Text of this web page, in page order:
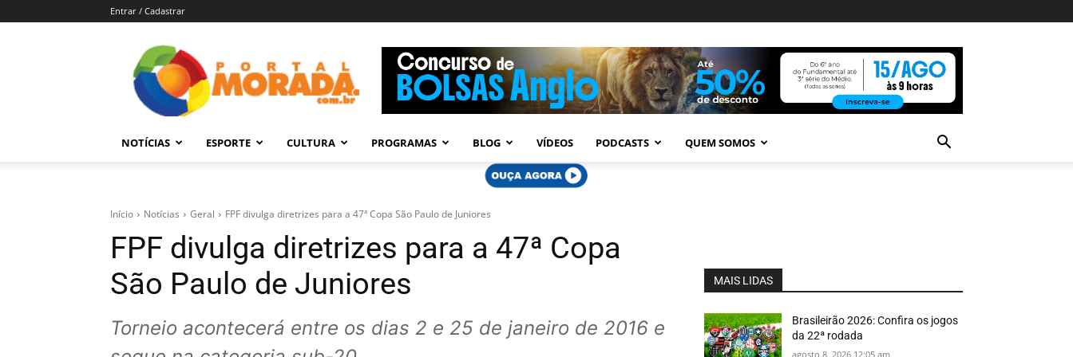
Entrar / Cadastrar
Morada
–
Araraquara
NOTÍCIAS ESPORTE CULTURA PROGRAMAS BLOG VÍDEOS PODCASTS QUEM SOMOS
Início Notícias Geral FPF divulga diretrizes para a 47ª Copa São Paulo de Juniores
FPF divulga diretrizes para a 47ª Copa
São Paulo de Juniores
Torneio acontecerá entre os dias 2 e 25 de janeiro de 2016 e
MAIS LIDAS
Brasileirão 2026: Confira os jogos
da 22ª rodada
agosto 8, 2026 12:05 am